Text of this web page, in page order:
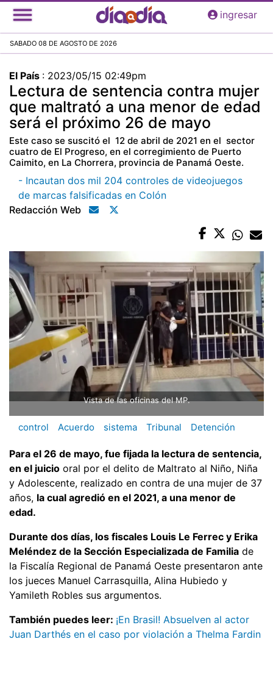
Pasar
al
principal
ingresar
SABADO 08 DE AGOSTO DE 2026
El País : 2023/05/15 02:49pm
Lectura de sentencia contra mujer
que maltrató a una menor de edad
será el próximo 26 de mayo
Este caso se suscitó el 12 de abril de 2021 en el sector
cuatro de El Progreso, en el corregimiento de Puerto
Caimito, en La Chorrera, provincia de Panamá Oeste.
- Incautan dos mil 204 controles de videojuegos
de marcas falsificadas en Colón
Redacción Web
Vista de las oficinas del MP.
control Acuerdo sistema Tribunal Detención
Para el 26 de mayo, fue fijada la lectura de sentencia,
en el juicio oral por el delito de Maltrato al Niño, Niña
y Adolescente, realizado en contra de una mujer de 37
años, la cual agredió en el 2021, a una menor de
edad.
Durante dos días, los fiscales Louis Le Ferrec y Erika
Meléndez de la Sección Especializada de Familia de
la Fiscalía Regional de Panamá Oeste presentaron ante
los jueces Manuel Carrasquilla, Alina Hubiedo y
Yamileth Robles sus argumentos.
También puedes leer: ¡En Brasil! Absuelven al actor
Juan Darthés en el caso por violación a Thelma Fardin